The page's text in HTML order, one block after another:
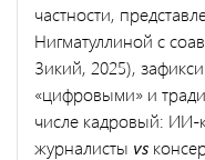
частности,
Нигматуллиной с
Зикий, 2025),
«цифровыми» и
числе кадровый: ИИ-
журналисты vs